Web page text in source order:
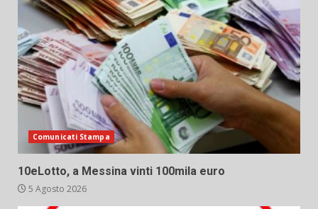
Comunicati Stampa
10eLotto, a Messina vinti 100mila euro
5 Agosto 2026